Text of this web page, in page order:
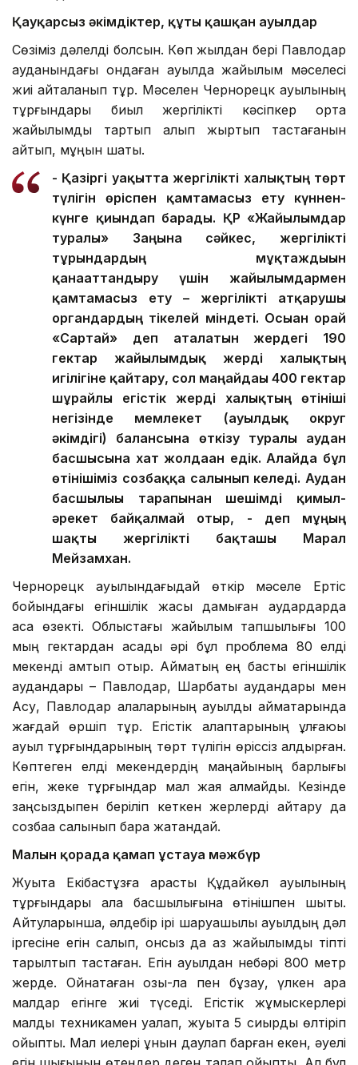
Қауқарсыз әкімдіктер, құты қашқан ауылдар
Сөзіміз дәлелді болсын. Көп жылдан бері Павлодар
ауданындағы ондаған ауылда жайылым мәселесі
жиі қайталанып тұр. Мәселен Чернорецк ауылының
тұрғындары биыл жергілікті кәсіпкер ортақ
жайылымды тартып алып жыртып тастағанын
айтып, мұңын шақты.
- Қазіргі уақытта жергілікті халықтың төрт
түлігін өріспен қамтамасыз ету күннен-
күнге қиындап барады. ҚР «Жайылымдар
туралы» Заңына сәйкес, жергілікті
тұрғындардың мұқтаждығын
қанағаттандыру үшін жайылымдармен
қамтамасыз ету – жергілікті атқарушы
органдардың тікелей міндеті. Осыған орай
«Сартай» деп аталатын жердегі 190
гектар жайылымдық жерді халықтың
игілігіне қайтару, сол маңайдағы 400 гектар
шұрайлы егістік жерді халықтың өтініші
негізінде мемлекет (ауылдық округ
әкімдігі) балансына өткізу туралы аудан
басшысына хат жолдаған едік. Алайда бұл
өтінішіміз созбаққа салынып келеді. Аудан
басшылығы тарапынан шешімді қимыл-
әрекет байқалмай отыр, - деп мұңың
шақты жергілікті бақташы Марал
Мейзамхан.
Чернорецк ауылындағыдай өткір мәселе Ертіс
бойындағы егіншілік жақсы дамыған аудардарда
аса өзекті. Облыстағы жайылым тапшылығы 100
мың гектардан асады әрі бұл проблема 80 елді
мекенді қамтып отыр. Аймақтың ең басты егіншілік
аудандары – Павлодар, Шарбақты аудандары мен
Ақсу, Павлодар қалаларының ауылдық аймақтарында
жағдай өршіп тұр. Егістік алқаптарының ұлғаюы
ауыл тұрғындарының төрт түлігін өріссіз қалдырған.
Көптеген елді мекендердің маңайының барлығы
егін, жеке тұрғындар мал жая алмайды. Кезінде
заңсыздықпен беріліп кеткен жерлерді қайтару да
созбаққа салынып бара жатқандай.
Малын қорада қамап ұстауға мәжбүр
Жуықта Екібастұзға қарасты Құдайкөл ауылының
тұрғындары қала басшылығына өтінішпен шықты.
Айтуларынша, әлдебір ірі шаруашылық ауылдың дәл
іргесіне егін салып, онсыз да аз жайылымды тіпті
тарылтып тастаған. Егін ауылдан небәрі 800 метр
жерде. Ойнақтаған қозы-лақ пен бұзау, үлкен қара
малдар егінге жиі түседі. Егістік жұмыскерлері
малды техникамен қуалап, жуықта 5 сиырды өлтіріп
қойыпты. Мал иелері құнын даулап барған екен, әуелі